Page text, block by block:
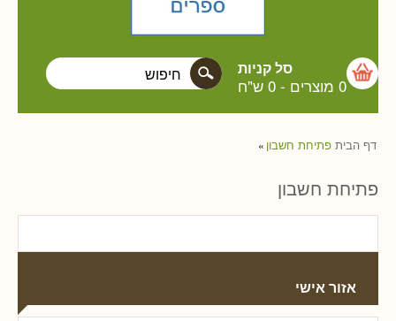
סל קניות
0 מוצרים - 0 ש"ח
דף הבית » פתיחת חשבון
פתיחת חשבון
אזור אישי